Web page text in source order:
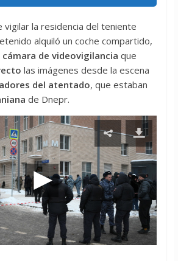
vigilar la residencia del teniente
alquiló un coche compartido,
cámara de videovigilancia que
las imágenes desde la escena
del atentado, que estaban
de Dnepr.